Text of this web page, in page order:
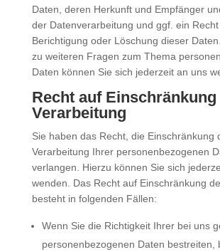
Daten, deren Herkunft und Empfänger
der Datenverarbeitung und ggf. ein
Berichtigung oder Löschung dieser
zu weiteren Fragen zum Thema
Daten können Sie sich jederzeit an uns
Recht auf Einschränkung
Verarbeitung
Sie haben das Recht, die Einschränkung
Verarbeitung Ihrer personenbezogenen
verlangen. Hierzu können Sie sich
wenden. Das Recht auf Einschränkung
besteht in folgenden Fällen:
Wenn Sie die Richtigkeit Ihrer bei uns
personenbezogenen Daten bestreiten,